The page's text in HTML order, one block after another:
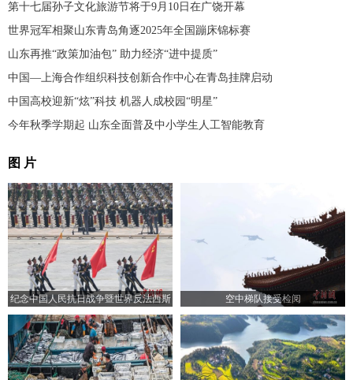
第十七届孙子文化旅游节将于9月10日在广饶开幕
世界冠军相聚山东青岛角逐2025年全国蹦床锦标赛
山东再推“政策加油包” 助力经济“进中提质”
中国—上海合作组织科技创新合作中心在青岛挂牌启动
中国高校迎新“炫”科技 机器人成校园“明星”
今年秋季学期起 山东全面普及中小学生人工智能教育
图 片
纪念中国人民抗日战争暨世界反法西斯
战争胜利80周年大会举行
空中梯队接受检阅